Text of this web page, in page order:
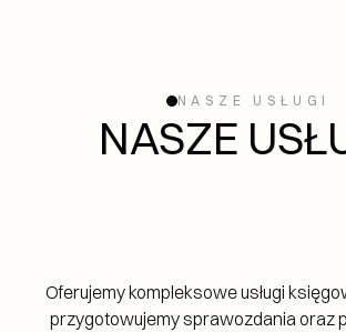
NASZE USŁUGI
NASZE
Oferujemy kompleksowe usługi
przygotowujemy sprawozdania oraz